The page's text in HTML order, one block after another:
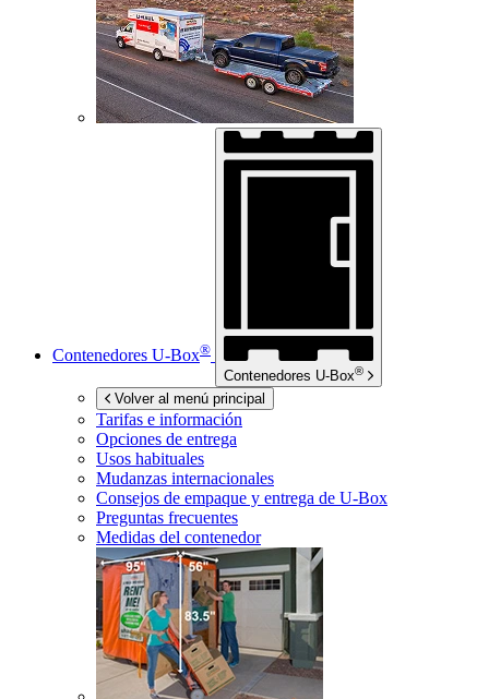
Contenedores U-Box®
Contenedores U-Box®
Volver al menú principal
Tarifas e información
Opciones de entrega
Usos habituales
Mudanzas internacionales
Consejos de empaque y entrega de U-Box
Preguntas frecuentes
Medidas del contenedor